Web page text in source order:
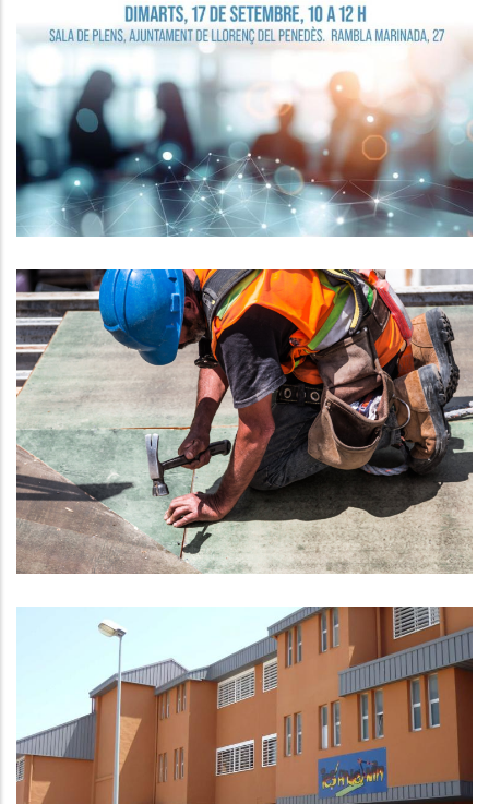
SEMINARI PER A LA MILLORA DE LA
COMPETITIVITAT DE L'EMPRESA
Ocupació
El Baix Penedès Registra Les
Millors Dades D’ocupació Des De
L’any 2008.
Ocupació
Diversos Estudiants De Graus Han
Iniciat Les Pràctiques Al CCBP